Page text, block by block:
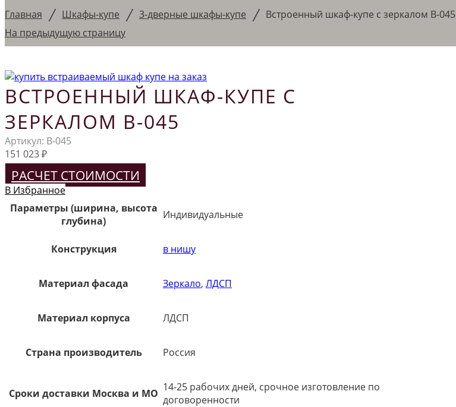
Главная / Шкафы-купе / 3-дверные шкафы-купе / Встроенный шкаф-купе с зеркалом В-045
На предыдущую страницу
ВСТРОЕННЫЙ ШКАФ-КУПЕ С
ЗЕРКАЛОМ В-045
Артикул: В-045
151 023₽
РАСЧЕТ СТОИМОСТИ
В Избранное
Параметры (ширина, высота
глубина)
Индивидуальные
Конструкция в нишу
Материал фасада Зеркало, ЛДСП
Материал корпуса ЛДСП
Страна производитель Россия
Сроки доставки Москва и МО 14-25 рабочих дней, срочное изготовление по
договоренности